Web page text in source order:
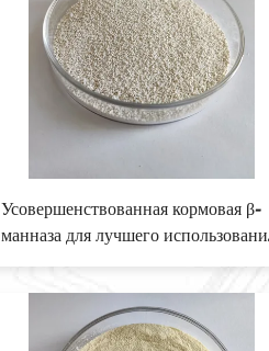
Усовершенствованная кормовая β-
манназа для лучшего
корма и продуктивности животных
CAS № 37288-54-3